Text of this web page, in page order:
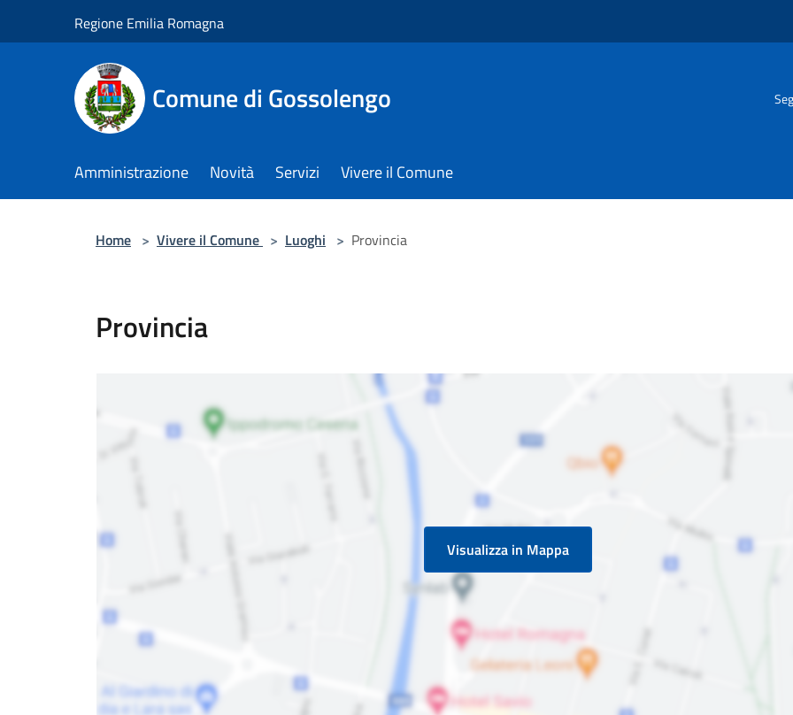
Regione Emilia Romagna
Comune di Gossolengo
Amministrazione Novità Servizi Vivere il Comune
Home > Vivere il Comune > Luoghi > Provincia
Provincia
Visualizza in Mappa